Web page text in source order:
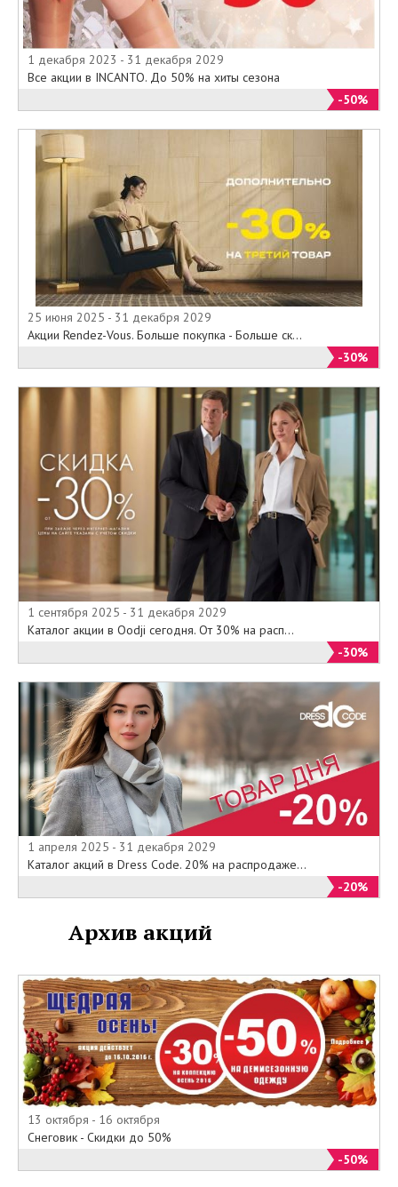
1 декабря 2023 - 31 декабря 2029
Все акции в INCANTO. До 50% на хиты сезона
-50%
25 июня 2025 - 31 декабря 2029
Акции Rendez-Vous. Больше покупка - Больше ск...
-30%
1 сентября 2025 - 31 декабря 2029
Каталог акции в Oodji сегодня. От 30% на расп...
-30%
1 апреля 2025 - 31 декабря 2029
Каталог акций в Dress Code. 20% на распродаже...
-20%
Архив акций
13 октября - 16 октября
Снеговик - Скидки до 50%
-50%